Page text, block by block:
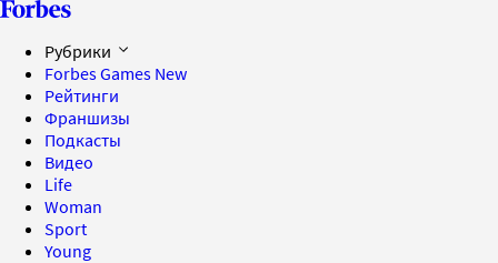
Рубрики
Forbes Games New
Рейтинги
Франшизы
Подкасты
Видео
Life
Woman
Sport
Young